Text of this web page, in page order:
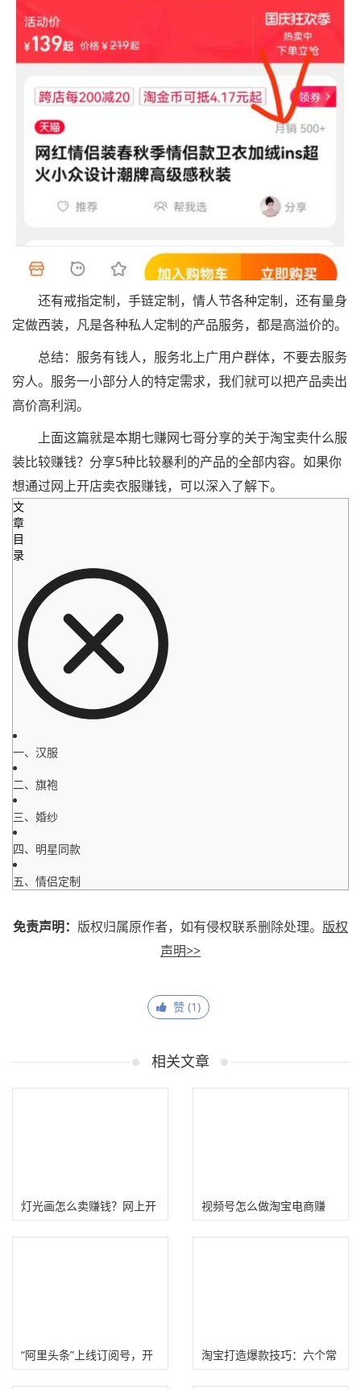
还有戒指定制，手链定制，情人节各种定制，还有量身
定做西装，凡是各种私人定制的产品服务，都是高溢价的。
总结：服务有钱人，服务北上广用户群体，不要去服务
穷人。服务一小部分人的特定需求，我们就可以把产品卖出
高价高利润。
上面这篇就是本期七赚网七哥分享的关于淘宝卖什么服
装比较赚钱？分享5种比较暴利的产品的全部内容。如果你
想通过网上开店卖衣服赚钱，可以深入了解下。
文
章
目
录
一、汉服
二、旗袍
三、婚纱
四、明星同款
五、情侣定制
免责声明： 版权归属原作者，如有侵权联系删除处理。 版权
声明>>
赞 (1)
相关文章
灯光画怎么卖赚钱？网上开
店卖灯光画项目介绍
视频号怎么做淘宝电商赚
钱?
“阿里头条”上线订阅号，开
放申请注册!
淘宝打造爆款技巧：六个常
规操作+直通车推广+补单技